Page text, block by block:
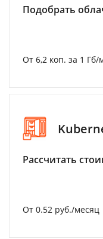
Подобрать
От 6,2 коп. за 1 Гб/
Рассчитать
От 0.52 руб./месяц